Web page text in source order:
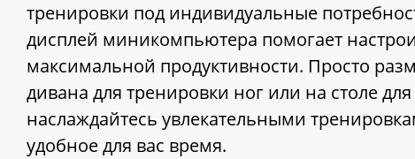
тренировки под индивидуальные
дисплей миникомпьютера помогает
максимальной продуктивности. Просто
дивана для тренировки ног или на столе
наслаждайтесь увлекательными
удобное для вас время.